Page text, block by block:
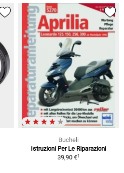
Bucheli
Istruzioni Per Le Riparazioni
39,90 €1